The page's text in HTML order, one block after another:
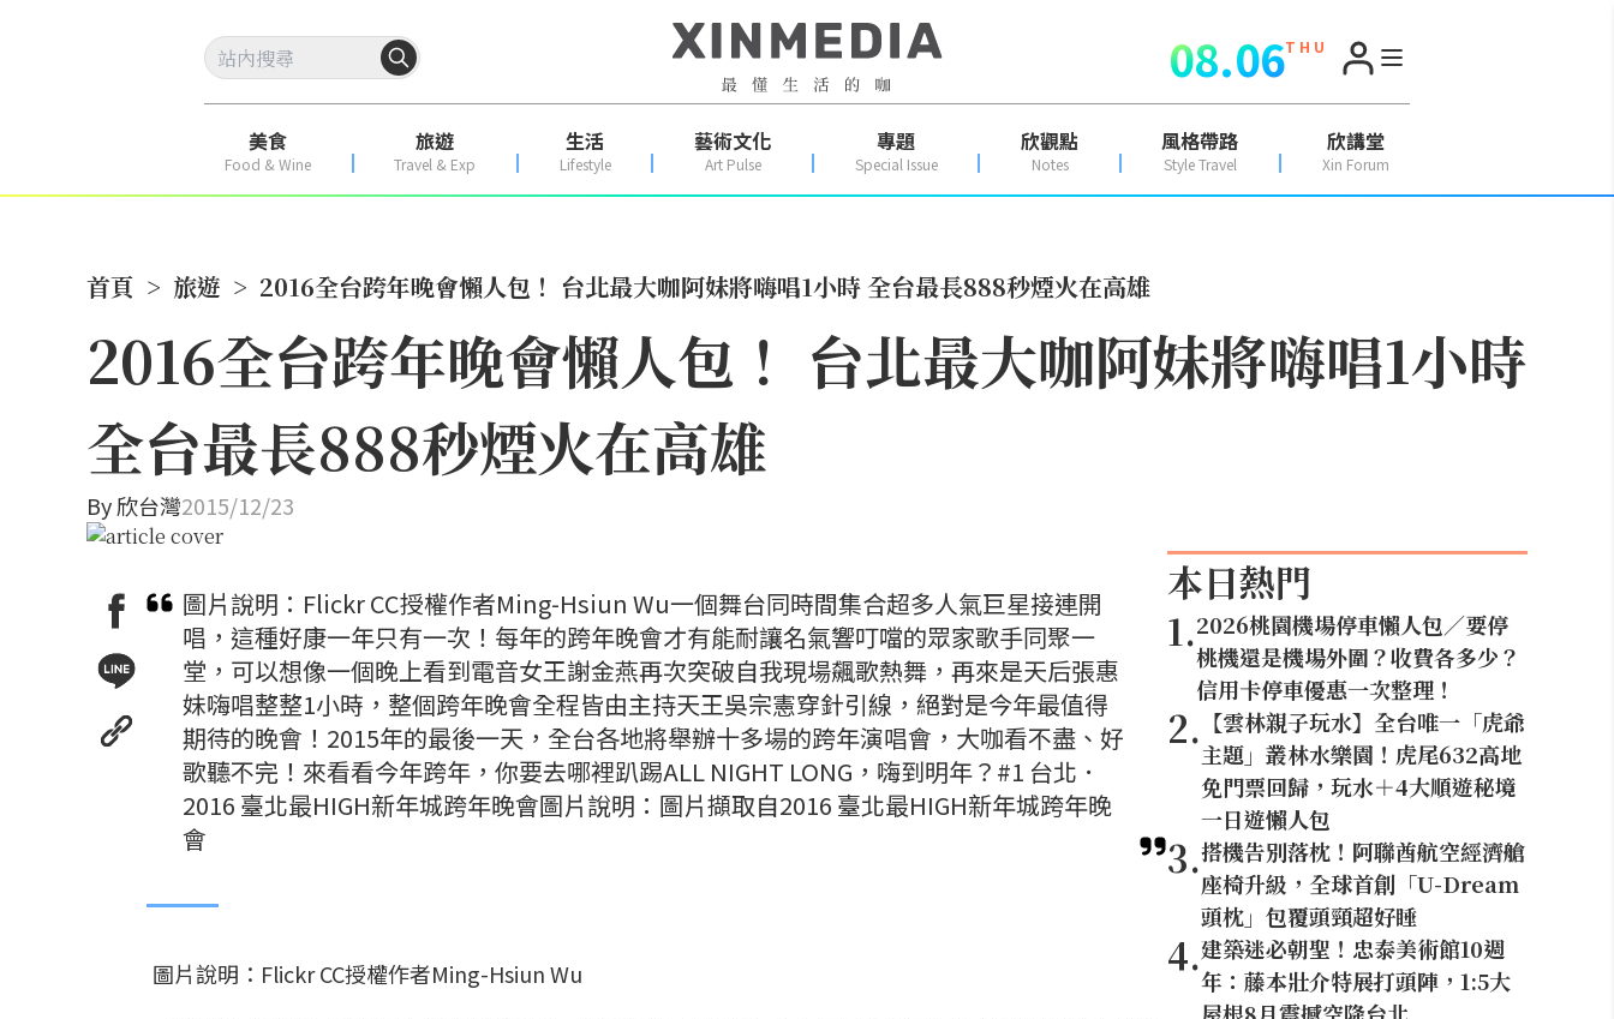
08.06T H U
美食
Food & Wine
旅遊
Travel & Exp
生活
Lifestyle
藝術文化
Art Pulse
專題
Special Issue
欣觀點
Notes
風格帶路
Style Travel
欣講堂
Xin Forum
首頁 > 旅遊 > 2016全台跨年晚會懶人包！ 台北最大咖阿妹將嗨唱1小時 全台最長888秒煙火在高雄
2016全台跨年晚會懶人包！ 台北最大咖阿妹將嗨唱1小時
全台最長888秒煙火在高雄
By欣台灣2015/12/23
圖片說明：Flickr CC授權作者Ming-Hsiun Wu一個舞台同時間集合超多人氣巨星接連開
唱，這種好康一年只有一次！每年的跨年晚會才有能耐讓名氣響叮噹的眾家歌手同聚一
堂，可以想像一個晚上看到電音女王謝金燕再次突破自我現場飆歌熱舞，再來是天后張惠
妹嗨唱整整1小時，整個跨年晚會全程皆由主持天王吳宗憲穿針引線，絕對是今年最值得
期待的晚會！2015年的最後一天，全台各地將舉辦十多場的跨年演唱會，大咖看不盡、好
歌聽不完！來看看今年跨年，你要去哪裡趴踢ALL NIGHT LONG，嗨到明年？#1 台北．
2016 臺北最HIGH新年城跨年晚會圖片說明：圖片擷取自2016 臺北最HIGH新年城跨年晚
會
圖片說明：Flickr CC授權作者Ming-Hsiun Wu
本日熱門
1.2026桃園機場停車懶人包／要停
桃機還是機場外圍？收費各多少？
信用卡停車優惠一次整理！
2. 【雲林親子玩水】全台唯一「虎爺
主題」叢林水樂園！虎尾632高地
免門票回歸，玩水＋4大順遊秘境
一日遊懶人包
3.搭機告別落枕！阿聯酋航空經濟艙
座椅升級，全球首創「U-Dream
頭枕」包覆頭頸超好睡
4.建築迷必朝聖！忠泰美術館10週
年：藤本壯介特展打頭陣，1:5大